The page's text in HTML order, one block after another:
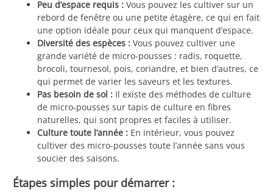
Peu d’espace requis : Vous pouvez les cultiver sur un
rebord de fenêtre ou une petite étagère, ce qui en fait
une option idéale pour ceux qui manquent d’espace.
Diversité des espèces : Vous pouvez cultiver une
grande variété de micro-pousses : radis, roquette,
brocoli, tournesol, pois, coriandre, et bien d’autres, ce
qui permet de varier les saveurs et les textures.
Pas besoin de sol : Il existe des méthodes de culture
de micro-pousses sur tapis de culture en fibres
naturelles, qui sont propres et faciles à utiliser.
Culture toute l’année : En intérieur, vous pouvez
cultiver des micro-pousses toute l’année sans vous
soucier des saisons.
Étapes simples pour démarrer :